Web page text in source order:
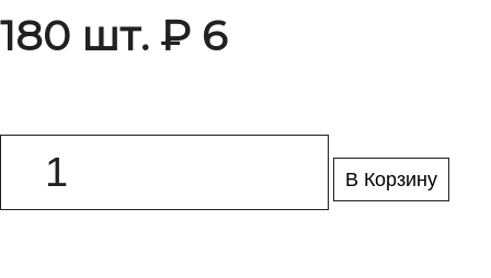
180 шт. ₽ 6
В Корзину